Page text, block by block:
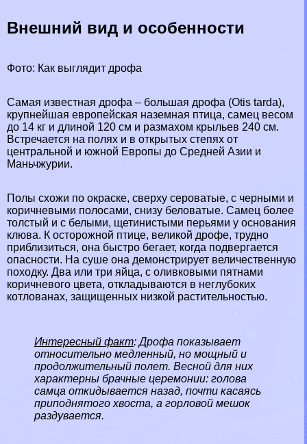
Внешний вид и особенности
Фото: Как выглядит дрофа
Самая известная дрофа – большая дрофа (Otis tarda),
крупнейшая европейская наземная птица, самец весом
до 14 кг и длиной 120 см и размахом крыльев 240 см.
Встречается на полях и в открытых степях от
центральной и южной Европы до Средней Азии и
Маньчжурии.
Полы схожи по окраске, сверху сероватые, с черными и
коричневыми полосами, снизу беловатые. Самец более
толстый и с белыми, щетинистыми перьями у основания
клюва. К осторожной птице, великой дрофе, трудно
приблизиться, она быстро бегает, когда подвергается
опасности. На суше она демонстрирует величественную
походку. Два или три яйца, с оливковыми пятнами
коричневого цвета, откладываются в неглубоких
котлованах, защищенных низкой растительностью.
Интересный факт: Дрофа показывает
относительно медленный, но мощный и
продолжительный полет. Весной для них
хаpaктерны брачные церемонии: голова
самца откидывается назад, почти касаясь
приподнятого хвоста, а горловой мешок
раздувается.